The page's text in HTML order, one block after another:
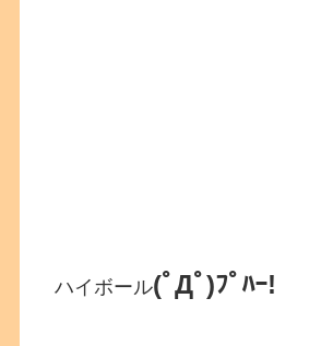
ハイボール(ﾟДﾟ)ﾌﾟﾊｰ!